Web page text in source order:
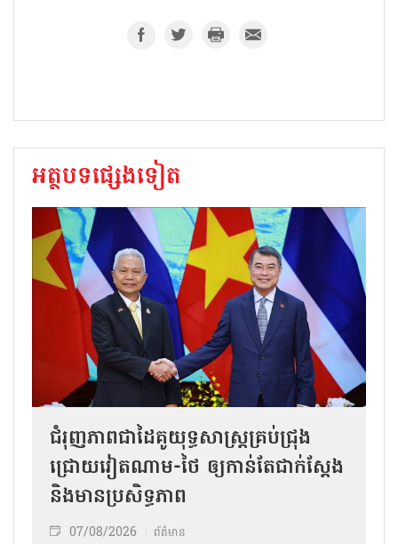
អត្ថបទផ្សេងទៀត
ជំរុញភាពជាដៃគូយុទ្ធសាស្ត្រគ្រប់ជ្រុង
ជ្រោយវៀតណាម-ថៃ ឲ្យកាន់តែជាក់ស្ដែង
និងមានប្រសិទ្ធភាព
07/08/2026 ព័ត៌មាន